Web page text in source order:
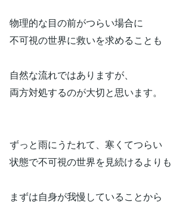
物理的な目の前がつらい場合に
不可視の世界に救いを求めることも
自然な流れではありますが、
両方対処するのが大切と思います。
ずっと雨にうたれて、寒くてつらい
状態で不可視の世界を見続けるよりも
まずは自身が我慢していることから